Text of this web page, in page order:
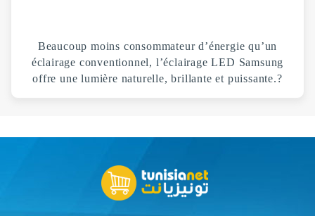
Beaucoup moins consommateur d’énergie qu’un
éclairage conventionnel, l’éclairage LED Samsung
offre une lumière naturelle, brillante et puissante.?